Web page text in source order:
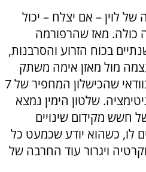
לוין – אם יצלח – יכול
כולה. מאז שהרפורמה
בכוח הזרוע והסרבנות,
מול מאזן אימה משתק
שבנתה מולה ההגמוניה. בוודאי שהכישלון המחפיר של 7
שלטון הימין נמצא
חשש מקידום שינויים
לו, כשהוא יודע שכמעט כל
ויגרור עוד החרבה של